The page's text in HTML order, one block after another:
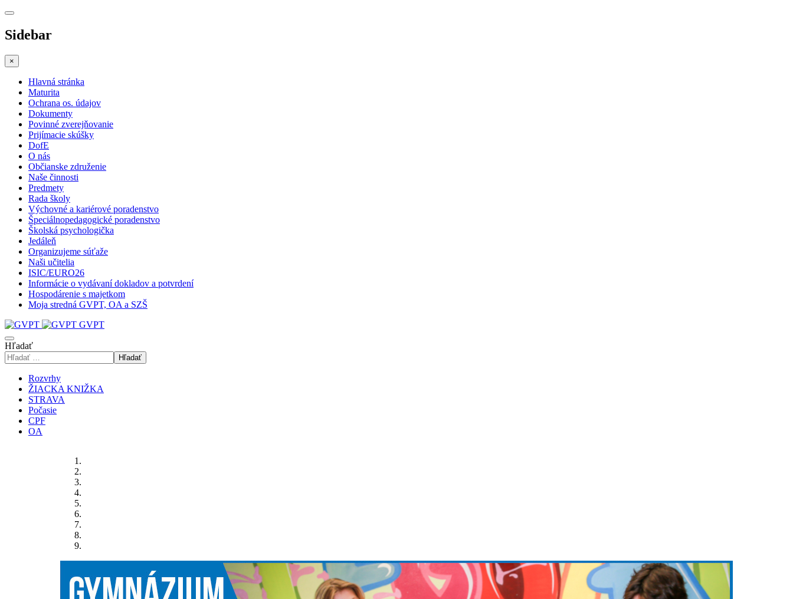
Sidebar
×
Hlavná stránka
Maturita
Ochrana os. údajov
Dokumenty
Povinné zverejňovanie
Prijímacie skúšky
DofE
O nás
Občianske združenie
Naše činnosti
Predmety
Rada školy
Výchovné a kariérové poradenstvo
Špeciálnopedagogické poradenstvo
Školská psychologička
Jedáleň
Organizujeme súťaže
Naši učitelia
ISIC/EURO26
Informácie o vydávaní dokladov a potvrdení
Hospodárenie s majetkom
Moja stredná GVPT, OA a SZŠ
GVPT
Hľadať
Hľadať
Rozvrhy
ŽIACKA KNIŽKA
STRAVA
Počasie
CPF
OA